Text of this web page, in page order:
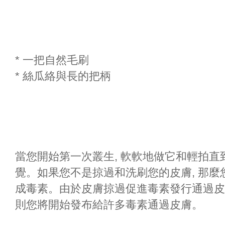
* 一把自然毛刷
* 絲瓜絡與長的把柄
當您開始第一次叢生, 軟軟地做它和輕拍
覺。如果您不是掠過和洗刷您的皮膚, 那
成毒素。由於皮膚掠過促進毒素發行通過
則您將開始發布給許多毒素通過皮膚。